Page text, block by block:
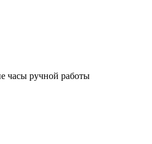
часы ручной работы